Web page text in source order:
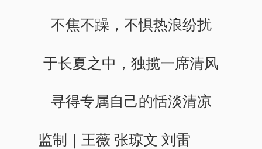
不焦不躁，不惧热浪纷扰
于长夏之中，独揽一席清风
寻得专属自己的恬淡清凉
监制｜王薇 张琼文 刘雷